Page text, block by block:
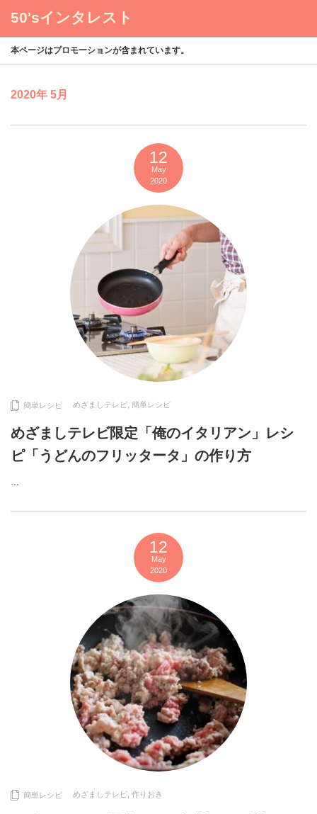
50'sインタレスト
本ページはプロモーションが含まれています。
2020年 5月
12
May
2020
簡単レシピ めざましテレビ 簡単レシピ
めざましテレビ限定「俺のイタリアン」レシ
ピ「うどんのフリッタータ」の作り方
…
12
May
2020
簡単レシピ めざましテレビ 作りおき